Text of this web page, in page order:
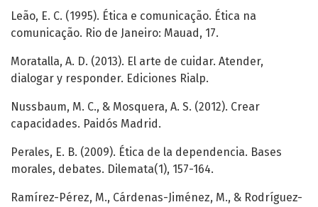
Leão, E. C. (1995). Ética e comunicação. Ética na
comunicação. Rio de Janeiro: Mauad, 17.
Moratalla, A. D. (2013). El arte de cuidar. Atender,
dialogar y responder. Ediciones Rialp.
Nussbaum, M. C., & Mosquera, A. S. (2012). Crear
capacidades. Paidós Madrid.
Perales, E. B. (2009). Ética de la dependencia. Bases
morales, debates. Dilemata(1), 157-164.
Ramírez-Pérez, M., Cárdenas-Jiménez, M., & Rodríguez-